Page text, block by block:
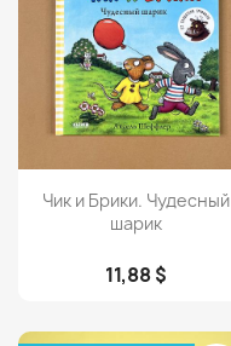
Просмотр
Чик и Брики. Чудесный
шарик
11,88 $